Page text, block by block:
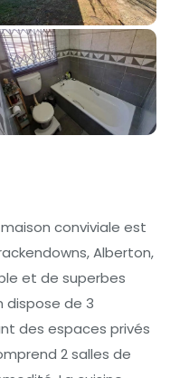
conviviale est
Alberton,
et de superbes
dispose de 3
des espaces privés
2 salles de